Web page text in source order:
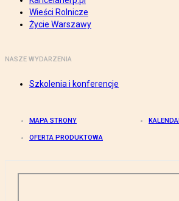
Wieści Rolnicze
Życie Warszawy
NASZE WYDARZENIA
Szkolenia i konferencje
MAPA STRONY
OFERTA PRODUKTOWA